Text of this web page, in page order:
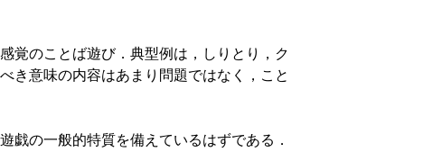
覚のことば遊び．典型例は，しりとり，ク
き意味の内容はあまり問題ではなく，こと
の一般的特質を備えているはずである．